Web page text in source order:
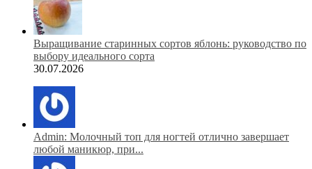
Выращивание старинных сортов яблонь: руководство по
выбору идеального сорта
30.07.2026
Admin: Молочный топ для ногтей отлично завершает
любой маникюр, при...